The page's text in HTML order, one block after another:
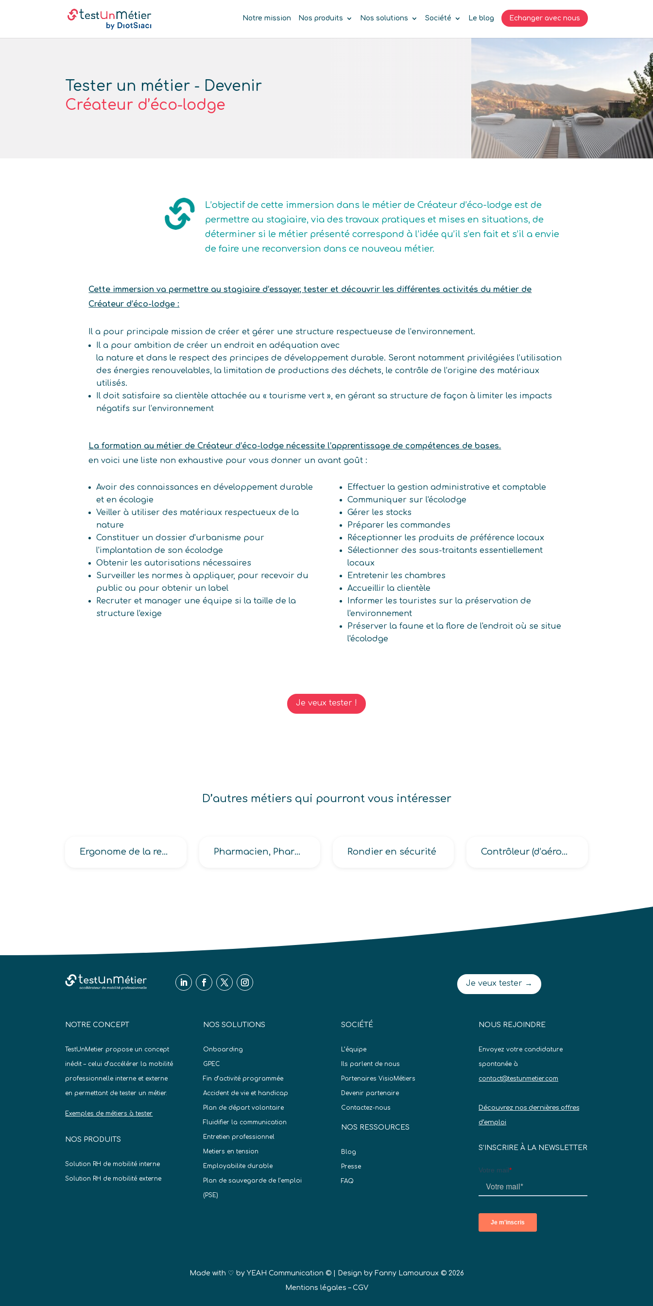
Notre mission Nos produits Nos solutions Société Le blog Echanger avec nous
Tester un métier - Devenir
Créateur d’éco-lodge
L’objectif de cette immersion dans le métier de Créateur d’éco-lodge est de
permettre au stagiaire, via des travaux pratiques et mises en situations, de
déterminer si le métier présenté correspond à l’idée qu’il s’en fait et s’il a envie
de faire une reconversion dans ce nouveau métier.
Cette immersion va permettre au stagiaire d’essayer, tester et découvrir les différentes activités du métier de
Créateur d’éco-lodge :
Il a pour principale mission de créer et gérer une structure respectueuse de l’environnement.
Il a pour ambition de créer un endroit en adéquation avec
la nature et dans le respect des principes de développement durable. Seront notamment privilégiées l’utilisation
des énergies renouvelables, la limitation de productions des déchets, le contrôle de l’origine des matériaux
utilisés.
Il doit satisfaire sa clientèle attachée au « tourisme vert », en gérant sa structure de façon à limiter les impacts
négatifs sur l’environnement
La formation au métier de Créateur d’éco-lodge nécessite l’apprentissage de compétences de bases.
en voici une liste non exhaustive pour vous donner un avant goût :
Avoir des connaissances en développement durable
et en écologie
Veiller à utiliser des matériaux respectueux de la
nature
Constituer un dossier d'urbanisme pour
l'implantation de son écolodge
Obtenir les autorisations nécessaires
Surveiller les normes à appliquer, pour recevoir du
public ou pour obtenir un label
Recruter et manager une équipe si la taille de la
structure l'exige
Effectuer la gestion administrative et comptable
Communiquer sur l'écolodge
Gérer les stocks
Préparer les commandes
Réceptionner les produits de préférence locaux
Sélectionner des sous-traitants essentiellement
locaux
Entretenir les chambres
Accueillir la clientèle
Informer les touristes sur la préservation de
l'environnement
Préserver la faune et la flore de l'endroit où se situe
l'écolodge
Je veux tester !
D’autres métiers qui pourront vous intéresser
Ergonome de la recherche scientifique Pharmacien, Pharmacien (en officine, assistant, hospitalier, répartiteur ) Rondier en sécurité Contrôleur (d’aérodrome, d’aéronautique de l’armée, d’approche aérienne, de la défense aérienne, de la navigation aérienne)
Je veux tester →
NOTRE CONCEPT
TestUnMetier propose un concept
inédit – celui d’accélérer la mobilité
professionnelle interne et externe
en permettant de tester un métier.
Exemples de métiers à tester
NOS PRODUITS
Solution RH de mobilité interne
Solution RH de mobilité externe
NOS SOLUTIONS
Onboarding
GPEC
Fin d’activité programmée
Accident de vie et handicap
Plan de départ volontaire
Fluidifier la communication
Entretien professionnel
Metiers en tension
Employabilite durable
Plan de sauvegarde de l’emploi
(PSE)
SOCIÉTÉ
L’équipe
Ils parlent de nous
Partenaires VisioMétiers
Devenir partenaire
Contactez-nous
NOS RESSOURCES
Blog
Presse
FAQ
NOUS REJOINDRE
Envoyez votre candidature
spontanée à
contact@testunmetier.com
Découvrez nos dernières offres
d’emploi
S’INSCRIRE À LA NEWSLETTER
Made with ♡ by YEAH Communication ©| Design by Fanny Lamouroux © 2026
Mentions légales – CGV